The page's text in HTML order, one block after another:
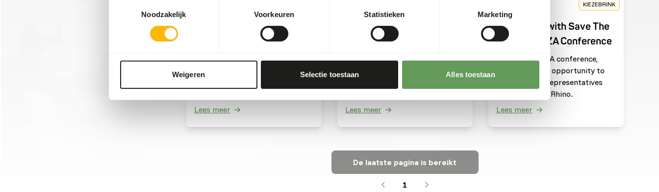
Noodzakelijk
Voorkeuren Statistieken Marketing
Weigeren Selectie toestaan Alles toestaan
Linnaeusonderscheiding
Gisterenavond mochten wij met
Lees meer
15-01-2025
Sponsoring
natuurbescherming
Sponsoring van
natuurbeschermingsprojecten
Lees meer
KIEZEBRINK
12-09-2024
Meeting up with Save The
Rhino at EAZA Conference
During the EAZA conference,
Michiel had the opportunity to
catch up with representatives
from Save The Rhino.
Lees meer
De laatste pagina is bereikt
1